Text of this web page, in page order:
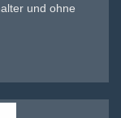
und ohne